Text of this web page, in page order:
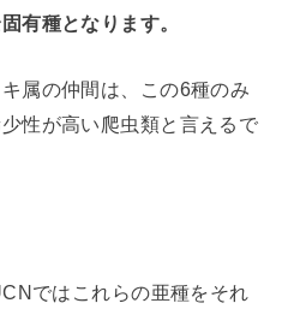
有種となります。
属の仲間は、この6種のみ
性が高い爬虫類と言えるで
ではこれらの亜種をそれ